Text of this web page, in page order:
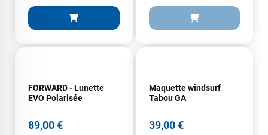
FORWARD - Lunette
EVO Polarisée
89,00 €
Maquette windsurf
Tabou GA
39,00 €